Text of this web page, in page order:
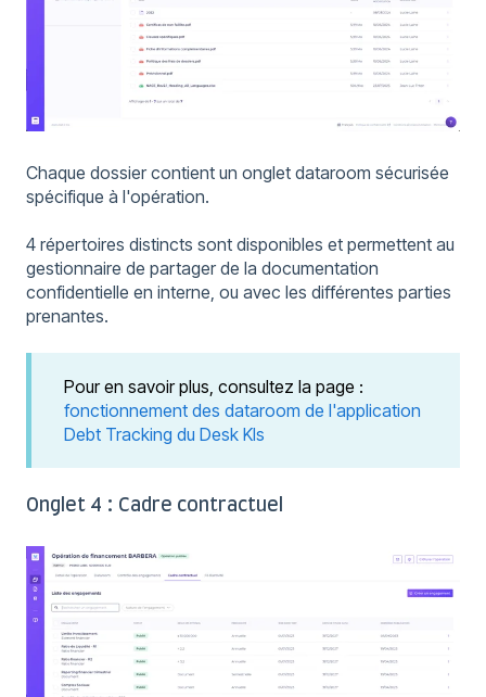
Chaque dossier contient un onglet dataroom sécurisée
spécifique à l'opération.
4 répertoires distincts sont disponibles et permettent au
gestionnaire de partager de la documentation
confidentielle en interne, ou avec les différentes parties
prenantes.
Pour en savoir plus, consultez la page :
fonctionnement des dataroom de l'application
Debt Tracking du Desk Kls
Onglet 4 : Cadre contractuel